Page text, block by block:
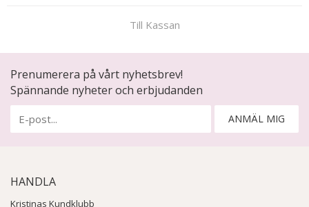
Till Kassan
Prenumerera på vårt nyhetsbrev!
Spännande nyheter och erbjudanden
ANMÄL MIG
HANDLA
Kristinas Kundklubb